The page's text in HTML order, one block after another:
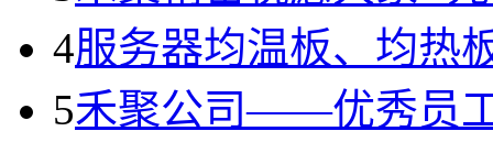
4服务器均温板、均热
5禾聚公司——优秀员